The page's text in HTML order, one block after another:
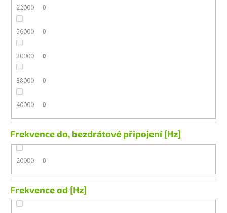
22000 0
56000 0
30000 0
88000 0
40000 0
Frekvence do, bezdrátové připojení [Hz]
20000 0
Frekvence od [Hz]